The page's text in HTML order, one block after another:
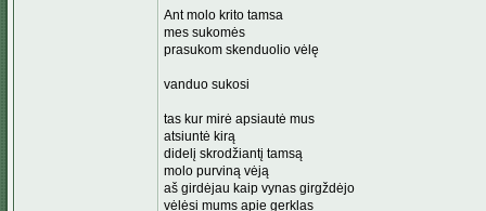
Ant molo krito tamsa
mes sukomės
prasukom skenduolio vėlę
vanduo sukosi
tas kur mirė apsiautė mus
atsiuntė kirą
didelį skrodžiantį tamsą
molo purviną vėją
aš girdėjau kaip vynas girgždėjo
vėlėsi mums apie gerklas